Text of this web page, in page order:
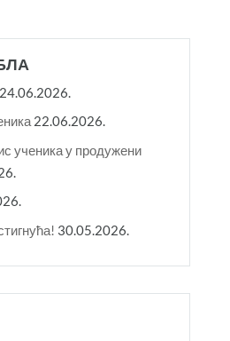
24.06.2026.
22.06.2026.
ученика у продужени
30.05.2026.